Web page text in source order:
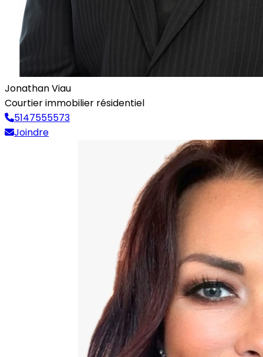
Jonathan Viau
Courtier immobilier résidentiel
5147555573
Joindre